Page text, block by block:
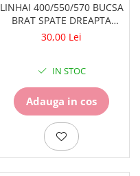
LINHAI 400/550/570 BUCSA
BRAT SPATE DREAPTA
70682
30,00 Lei
IN STOC
Adauga in cos